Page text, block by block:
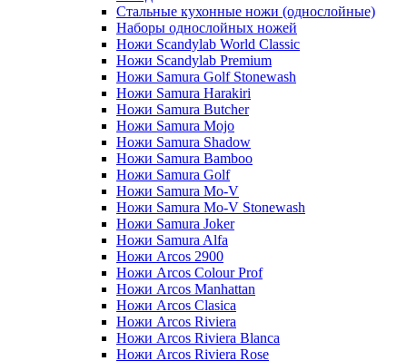
Стальные кухонные ножи (однослойные)
Наборы однослойных ножей
Ножи Scandylab World Classic
Ножи Scandylab Premium
Ножи Samura Golf Stonewash
Ножи Samura Harakiri
Ножи Samura Butcher
Ножи Samura Mojo
Ножи Samura Shadow
Ножи Samura Bamboo
Ножи Samura Golf
Ножи Samura Mo-V
Ножи Samura Mo-V Stonewash
Ножи Samura Joker
Ножи Samura Alfa
Ножи Arcos 2900
Ножи Arcos Colour Prof
Ножи Arcos Manhattan
Ножи Arcos Clasica
Ножи Arcos Riviera
Ножи Arcos Riviera Blanca
Ножи Arcos Riviera Rose